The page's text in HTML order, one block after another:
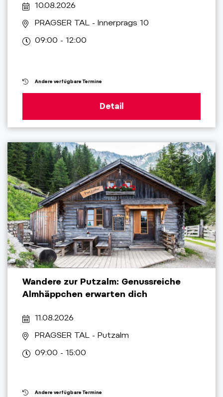
10.08.2026
PRAGSER TAL - Innerprags 10
09:00 - 12:00
Andere verfügbare Termine
Detail
Wandere zur Putzalm: Genussreiche
Almhäppchen erwarten dich
11.08.2026
PRAGSER TAL - Putzalm
09:00 - 15:00
Andere verfügbare Termine